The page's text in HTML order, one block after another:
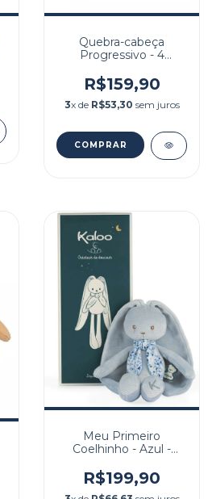
Quebra-cabeça
Progressivo - 4
R$159,90
3x de R$53,30 sem juros
Meu Primeiro
Coelhinho - Azul -
R$199,90